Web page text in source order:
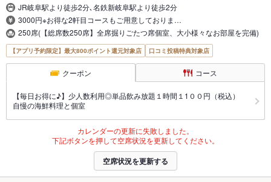
JR岐阜駅より徒歩2分､名鉄新岐阜駅より徒歩2分
3000円※お得な2軒目コースもご用意しておりま…
250席(【総席数250席】全席掘りごたつ席個室、大小様々なお部屋を完備)
【アプリ予約限定】最大800ポイント還元対象店 口コミ投稿特典対象店
クーポン コース
【毎日お得に♪】少人数利用◎単品飲み放題１時間１1００円（税込）
自慢の海鮮料理と個室
カレンダーの更新に失敗しました。
下記ボタンを押して空席状況を更新してください。
空席状況を更新する